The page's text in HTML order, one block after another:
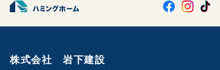
株式会社 岩下建設